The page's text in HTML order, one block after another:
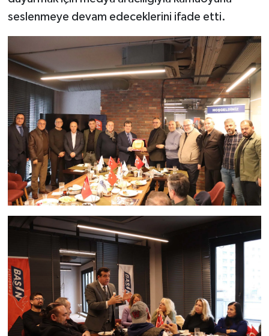
seslenmeye devam edeceklerini ifade etti.